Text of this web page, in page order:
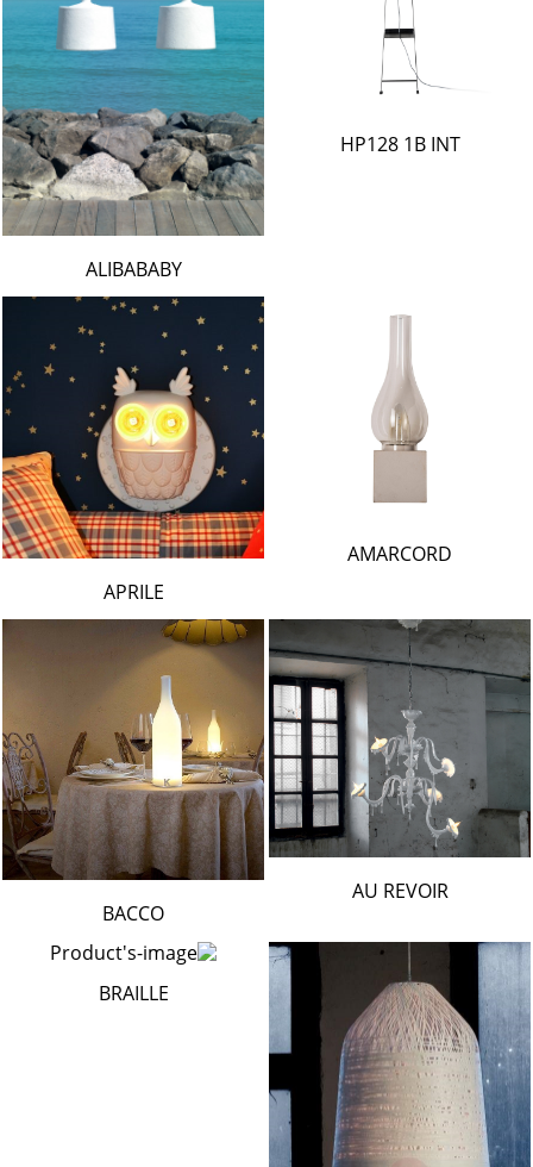
HP128 1B INT
ALIBABABY
AMARCORD
APRILE
AU REVOIR
BACCO
BRAILLE